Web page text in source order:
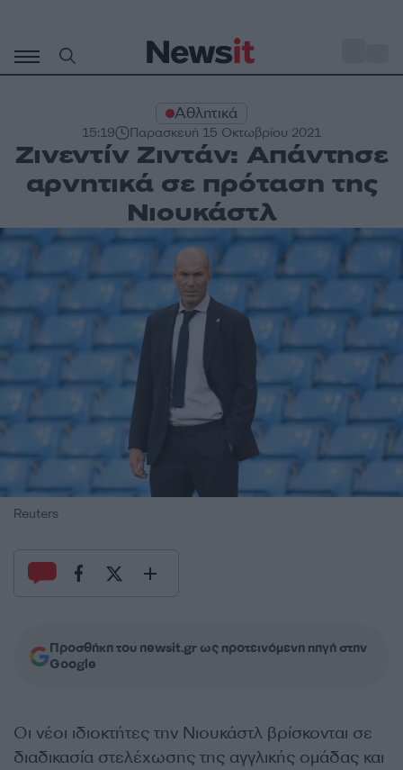
περιεχόμενο
Αθλητικά
15:19 Παρασκευή 15 Οκτωβρίου 2021
Ζινεντίν Ζιντάν: Απάντησε
αρνητικά σε πρόταση της
Νιουκάστλ
Reuters
Προσθήκη του newsit.gr ως προτεινόμενη πηγή στην
Google
Οι νέοι ιδιοκτήτες την Νιουκάστλ βρίσκονται σε
διαδικασία στελέχωσης της αγγλικής ομάδας και